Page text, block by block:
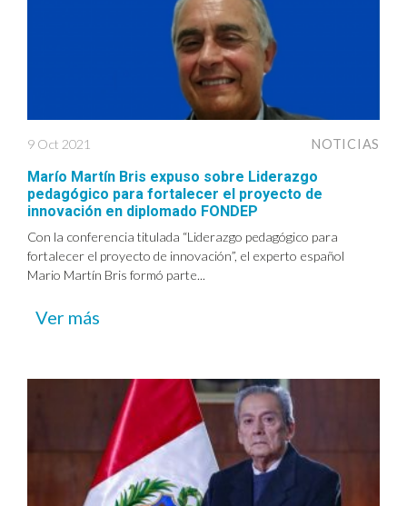
9 Oct 2021 NOTICIAS
Marío Martín Bris expuso sobre Liderazgo
pedagógico para fortalecer el proyecto de
innovación en diplomado FONDEP
Con la conferencia titulada “Liderazgo pedagógico para
fortalecer el proyecto de innovación”, el experto español
Mario Martín Bris formó parte...
Ver más